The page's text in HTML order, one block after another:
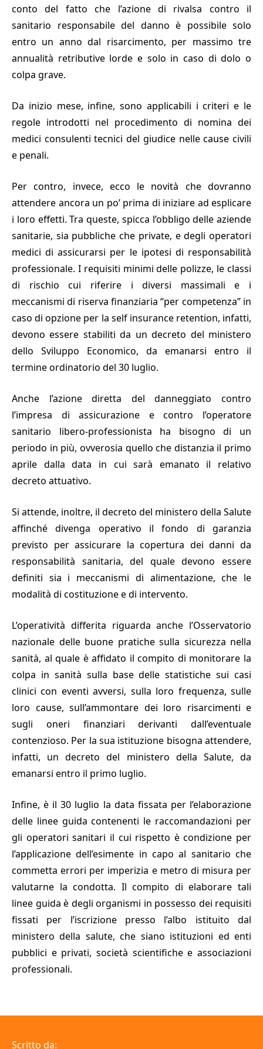
conto del fatto che l’azione di rivalsa contro il
sanitario responsabile del danno è possibile solo
entro un anno dal risarcimento, per massimo tre
annualità retributive lorde e solo in caso di dolo o
colpa grave.
Da inizio mese, infine, sono applicabili i criteri e le
regole introdotti nel procedimento di nomina dei
medici consulenti tecnici del giudice nelle cause civili
e penali.
Per contro, invece, ecco le novità che dovranno
attendere ancora un po’ prima di iniziare ad esplicare
i loro effetti. Tra queste, spicca l’obbligo delle aziende
sanitarie, sia pubbliche che private, e degli operatori
medici di assicurarsi per le ipotesi di responsabilità
professionale. I requisiti minimi delle polizze, le classi
di rischio cui riferire i diversi massimali e i
meccanismi di riserva finanziaria “per competenza” in
caso di opzione per la self insurance retention, infatti,
devono essere stabiliti da un decreto del ministero
dello Sviluppo Economico, da emanarsi entro il
termine ordinatorio del 30 luglio.
Anche l’azione diretta del danneggiato contro
l’impresa di assicurazione e contro l’operatore
sanitario libero-professionista ha bisogno di un
periodo in più, ovverosia quello che distanzia il primo
aprile dalla data in cui sarà emanato il relativo
decreto attuativo.
Si attende, inoltre, il decreto del ministero della Salute
affinché divenga operativo il fondo di garanzia
previsto per assicurare la copertura dei danni da
responsabilità sanitaria, del quale devono essere
definiti sia i meccanismi di alimentazione, che le
modalità di costituzione e di intervento.
L’operatività differita riguarda anche l’Osservatorio
nazionale delle buone pratiche sulla sicurezza nella
sanità, al quale è affidato il compito di monitorare la
colpa in sanità sulla base delle statistiche sui casi
clinici con eventi avversi, sulla loro frequenza, sulle
loro cause, sull’ammontare dei loro risarcimenti e
sugli oneri finanziari derivanti dall’eventuale
contenzioso. Per la sua istituzione bisogna attendere,
infatti, un decreto del ministero della Salute, da
emanarsi entro il primo luglio.
Infine, è il 30 luglio la data fissata per l’elaborazione
delle linee guida contenenti le raccomandazioni per
gli operatori sanitari il cui rispetto è condizione per
l’applicazione dell’esimente in capo al sanitario che
commetta errori per imperizia e metro di misura per
valutarne la condotta. Il compito di elaborare tali
linee guida è degli organismi in possesso dei requisiti
fissati per l’iscrizione presso l’albo istituito dal
ministero della salute, che siano istituzioni ed enti
pubblici e privati, società scientifiche e associazioni
professionali.
Scritto da: